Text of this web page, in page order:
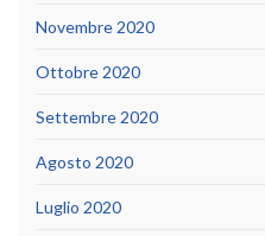
Novembre 2020
Ottobre 2020
Settembre 2020
Agosto 2020
Luglio 2020